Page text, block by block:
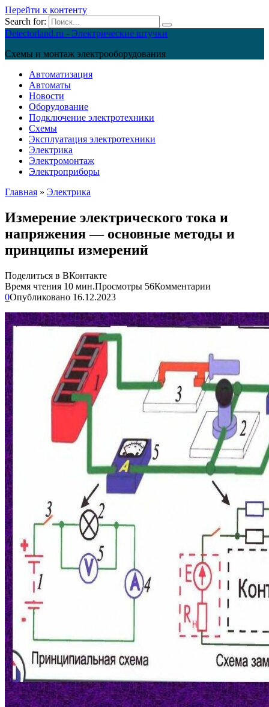
Перейти к контенту
Search for:
Detectorland.ru - Электрические штучки
Схемы и монтаж электрооборудования
Автоматизация
Автоматы
Новости
Оборудование
Подключение электротехники
Схемы
Эксплуатация электротехники
Электрика
Электромонтаж
Электроприборы
Главная » Электрика
Измерение электрического тока и
напряжения — основные методы и
принципы измерений
Поделиться в ВКонтакте
Время чтения 10 мин.Просмотры 56Комментарии
0Опубликовано 16.12.2023